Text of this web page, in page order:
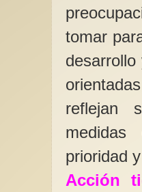
tomar
reflejan
prioridad
Acción